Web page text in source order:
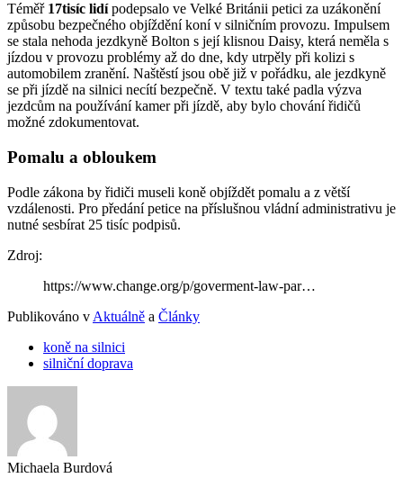
Téměř 17tisíc lidípodepsalo ve Velké Británii petici za uzákonění
způsobu bezpečného objíždění koní v silničním provozu. Impulsem
se stala nehoda jezdkyně Bolton s její klisnou Daisy, která neměla s
jízdou v provozu problémy až do dne, kdy utrpěly při kolizi s
automobilem zranění. Naštěstí jsou obě již v pořádku, ale jezdkyně
se při jízdě na silnici necítí bezpečně. V textu také padla výzva
jezdcům na používání kamer při jízdě, aby bylo chování řidičů
možné zdokumentovat.
Pomalu a obloukem
Podle zákona by řidiči museli koně objíždět pomalu a z větší
vzdálenosti. Pro předání petice na příslušnou vládní administrativu je
nutné sesbírat 25 tisíc podpisů.
Zdroj:
https://www.change.org/p/goverment-law-par…
Publikováno v Aktuálně a Články
koně na silnici
silniční doprava
Michaela Burdová